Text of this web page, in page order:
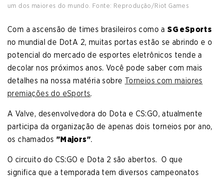
um dos maiores do mundo. Fonte: Reprodução/Riot Games
Com a ascensão de times brasileiros como aSG eSports
no mundial de DotA 2, muitas portas estão se abrindo e o
potencial do mercado de esportes eletrônicos tende a
decolar nos próximos anos. Você pode saber com mais
detalhes na nossa matéria sobre Torneios com maiores
premiações do eSports.
A Valve, desenvolvedora do Dota e CS:GO, atualmente
participa da organização de apenas dois torneios por ano,
os chamados "Majors".
O circuito do CS:GO e Dota 2 são abertos. O que
significa que a temporada tem diversos campeonatos